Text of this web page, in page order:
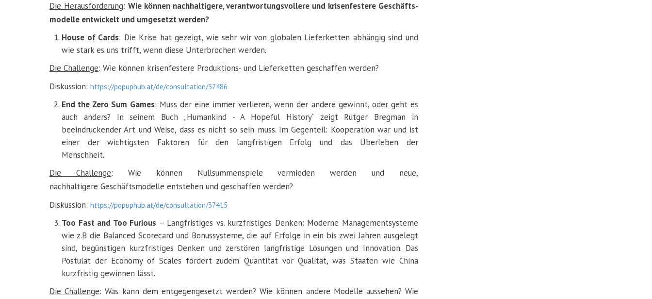
Die Herausforderung: Wie können nachhaltigere, verantwortungsvollere und krisenfestere Geschäfts-
modelle entwickelt und umgesetzt werden?
House of Cards: Die Krise hat gezeigt, wie sehr wir von globalen Lieferketten abhängig sind und
wie stark es uns trifft, wenn diese Unterbrochen werden.
Die Challenge: Wie können krisenfestere Produktions- und Lieferketten geschaffen werden?
Diskussion: https://popuphub.at/de/consultation/37486
End the Zero Sum Games: Muss der eine immer verlieren, wenn der andere gewinnt, oder geht es
auch anders? In seinem Buch „Humankind - A Hopeful History“ zeigt Rutger Bregman in
beeindruckender Art und Weise, dass es nicht so sein muss. Im Gegenteil: Kooperation war und ist
einer der wichtigsten Faktoren für den langfristigen Erfolg und das Überleben der
Menschheit.
Die Challenge: Wie können Nullsummenspiele vermieden werden und neue,
nachhaltigere Geschäftsmodelle entstehen und geschaffen werden?
Diskussion: https://popuphub.at/de/consultation/37415
Too Fast and Too Furious – Langfristiges vs. kurzfristiges Denken: Moderne Managementsysteme
wie z.B die Balanced Scorecard und Bonussysteme, die auf Erfolge in ein bis zwei Jahren ausgelegt
sind, begünstigen kurzfristiges Denken und zerstören langfristige Lösungen und Innovation. Das
Postulat der Economy of Scales fördert zudem Quantität vor Qualität, was Staaten wie China
kurzfristig gewinnen lässt.
Die Challenge: Was kann dem entgegengesetzt werden? Wie können andere Modelle aussehen? Wie